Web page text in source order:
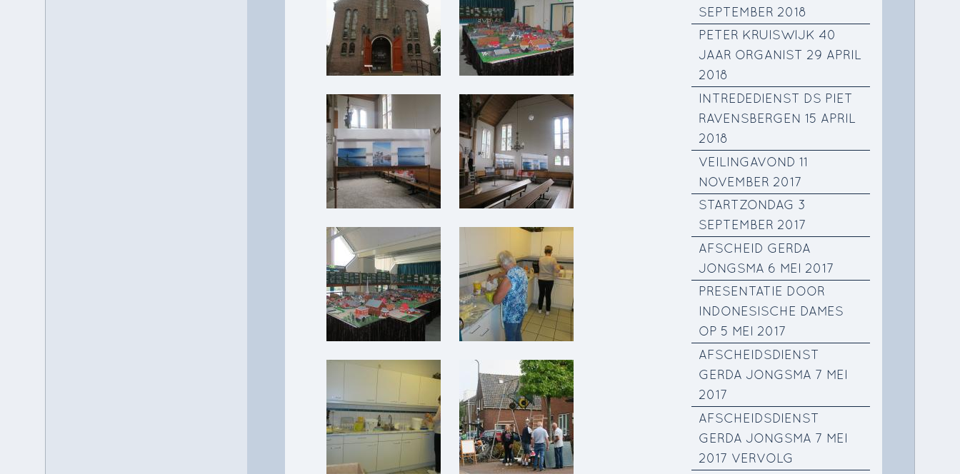
SEPTEMBER 2018
PETER KRUISWIJK 40
JAAR ORGANIST 29 APRIL
2018
INTREDEDIENST DS PIET
RAVENSBERGEN 15 APRIL
2018
VEILINGAVOND 11
NOVEMBER 2017
STARTZONDAG 3
SEPTEMBER 2017
AFSCHEID GERDA
JONGSMA 6 MEI 2017
PRESENTATIE DOOR
INDONESISCHE DAMES
OP 5 MEI 2017
AFSCHEIDSDIENST
GERDA JONGSMA 7 MEI
2017
AFSCHEIDSDIENST
GERDA JONGSMA 7 MEI
2017 VERVOLG